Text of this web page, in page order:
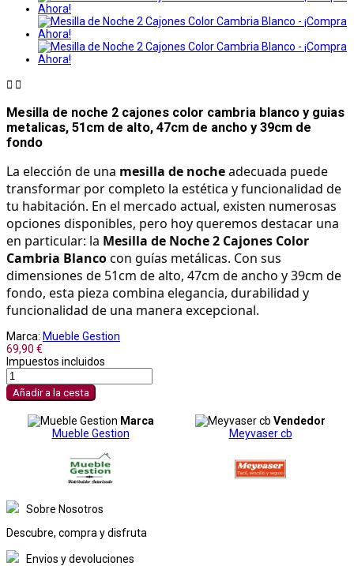
 
Mesilla de noche 2 cajones color cambria blanco y guias
metalicas, 51cm de alto, 47cm de ancho y 39cm de
fondo
La elección de una mesilla de noche adecuada puede
transformar por completo la estética y funcionalidad de
tu habitación. En el mercado actual, existen numerosas
opciones disponibles, pero hoy queremos destacar una
en particular: la Mesilla de Noche 2 Cajones Color
Cambria Blanco con guías metálicas. Con sus
dimensiones de 51cm de alto, 47cm de ancho y 39cm de
fondo, esta pieza combina elegancia, durabilidad y
funcionalidad de una manera excepcional.
Marca: Mueble Gestion
69,90 €
Impuestos incluidos
Añadir a la cesta
Marca
Mueble Gestion
Vendedor
Meyvaser cb
Sobre Nosotros
Descubre, compra y disfruta
Envios y devoluciones